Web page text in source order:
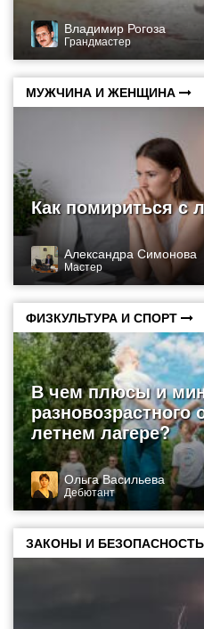
Владимир Рогоза
Грандмастер
МУЖЧИНА И ЖЕНЩИНА
Как помириться
Александра Симонова
Мастер
ФИЗКУЛЬТУРА И СПОРТ
В чем плюсы и
разновозрастного
летнем лагере?
Ольга Васильева
Дебютант
ЗАКОНЫ И БЕЗОПАСНОСТЬ